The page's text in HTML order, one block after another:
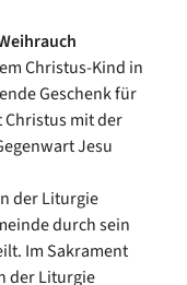
Christus-Kind in
Geschenk für
Christus mit der
Jesu
der Liturgie
durch sein
Im Sakrament
der Liturgie